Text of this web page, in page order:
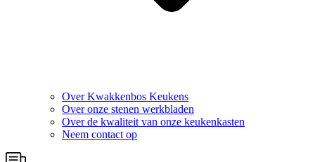
Over Kwakkenbos Keukens
Over onze stenen werkbladen
Over de kwaliteit van onze keukenkasten
Neem contact op